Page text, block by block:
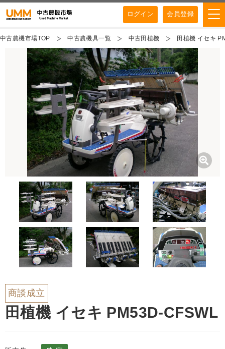
ログイン 会員登録
中古農機市場TOP 中古農機具一覧 中古田植機 田植機 イセキ
商談成立
田植機 イセキ PM53D-CFSWL